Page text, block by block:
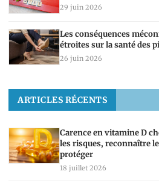
29 juin 2026
Les conséquences
étroites sur la santé des
26 juin 2026
ARTICLES RÉCENTS
Carence en vitamine D
les risques, reconnaître
protéger
18 juillet 2026